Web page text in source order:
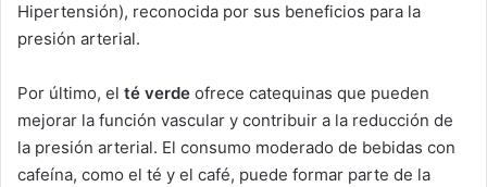
Hipertensión), reconocida por sus beneficios para la
presión arterial.
Por último, el té verde ofrece catequinas que pueden
mejorar la función vascular y contribuir a la reducción de
la presión arterial. El consumo moderado de bebidas con
cafeína, como el té y el café, puede formar parte de la